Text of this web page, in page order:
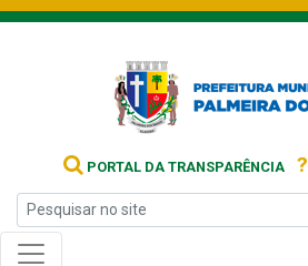
PORTAL DA TRANSPARÊNCIA ?